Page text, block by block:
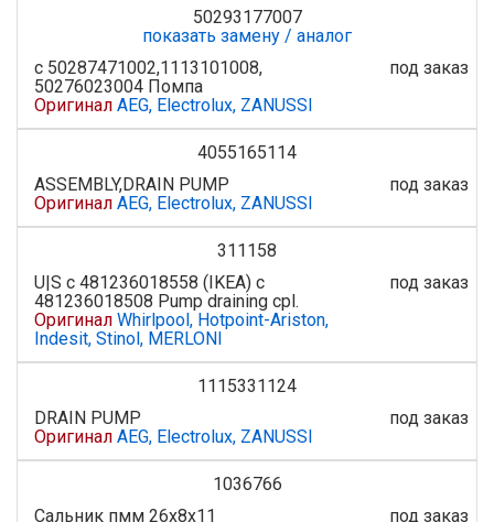
50293177007
показать замену / аналог
с 50287471002,1113101008,
50276023004 Помпа
Оригинал AEG, Electrolux, ZANUSSI
под заказ
4055165114
ASSEMBLY,DRAIN PUMP
Оригинал AEG, Electrolux, ZANUSSI
под заказ
311158
U|S с 481236018558 (IKEA) с
481236018508 Pump draining cpl.
Оригинал Whirlpool, Hotpoint-Ariston,
Indesit, Stinol, MERLONI
под заказ
1115331124
DRAIN PUMP
Оригинал AEG, Electrolux, ZANUSSI
под заказ
1036766
Сальник пмм 26x8x11
под заказ